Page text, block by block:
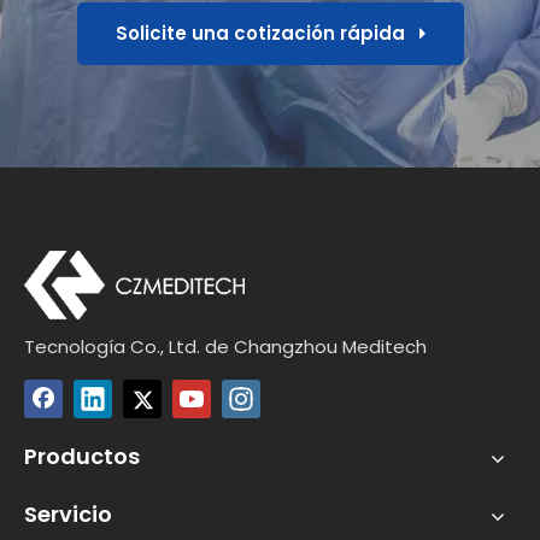
Solicite una cotización rápida
Tecnología Co., Ltd. de Changzhou Meditech
Productos
Servicio